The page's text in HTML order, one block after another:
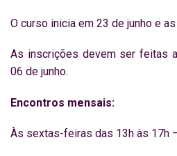
O curso inicia em 23 de junho e
As inscrições devem ser feitas
06 de junho.
Encontros mensais:
Às sextas-feiras das 13h às 17h